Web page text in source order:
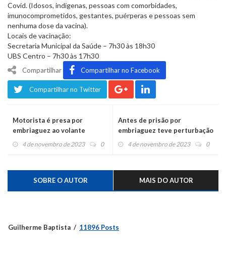
Covid. (Idosos, indígenas, pessoas com comorbidades,
imunocomprometidos, gestantes, puérperas e pessoas sem
nenhuma dose da vacina).
Locais de vacinação:
Secretaria Municipal da Saúde – 7h30 às 18h30
UBS Centro – 7h30 às 17h30
Compartilhar Compartilhar no Facebook
Compartilhar no Twitter
Motorista é presa por
embriaguez ao volante
4 de novembro de 2023 0
Antes de prisão por
embriaguez teve perturbação
em velório
4 de novembro de 2023 0
SOBRE O AUTOR MAIS DO AUTOR
Guilherme Baptista 11896 Posts